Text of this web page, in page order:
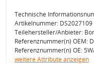
Technische
Artikelnummer: DS2027109
Teilehersteller/Anbieter:
Referenznummer(n) OEM:
Referenznummer(n) OE:
weitere Attribute anzeigen